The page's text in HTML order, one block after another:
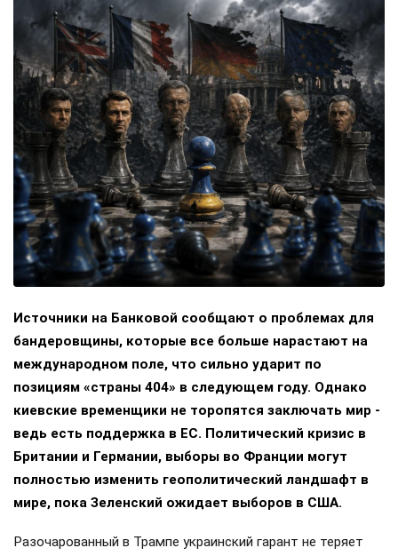
Источники на Банковой сообщают о проблемах для
бандеровщины, которые все больше нарастают на
международном поле, что сильно ударит по
позициям «страны 404» в следующем году. Однако
киевские временщики не торопятся заключать мир -
ведь есть поддержка в ЕС. Политический кризис в
Британии и Германии, выборы во Франции могут
полностью изменить геополитический ландшафт в
мире, пока Зеленский ожидает выборов в США.
Разочарованный в Трампе украинский гарант не теряет